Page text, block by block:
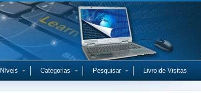
Níveis Categorias Pesquisar Livro de Visitas